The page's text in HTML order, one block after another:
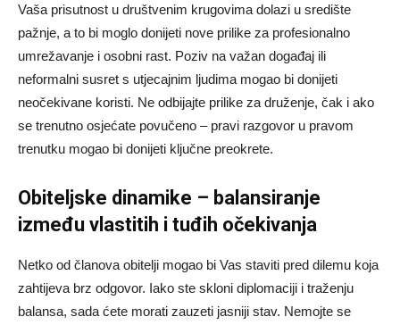
Vaša prisutnost u društvenim krugovima dolazi u središte
pažnje, a to bi moglo donijeti nove prilike za profesionalno
umrežavanje i osobni rast. Poziv na važan događaj ili
neformalni susret s utjecajnim ljudima mogao bi donijeti
neočekivane koristi. Ne odbijajte prilike za druženje, čak i ako
se trenutno osjećate povučeno – pravi razgovor u pravom
trenutku mogao bi donijeti ključne preokrete.
Obiteljske dinamike – balansiranje
između vlastitih i tuđih očekivanja
Netko od članova obitelji mogao bi Vas staviti pred dilemu koja
zahtijeva brz odgovor. Iako ste skloni diplomaciji i traženju
balansa, sada ćete morati zauzeti jasniji stav. Nemojte se